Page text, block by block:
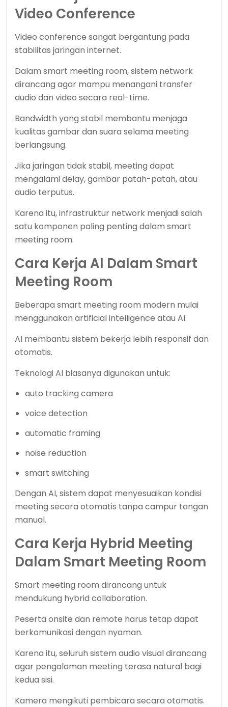
Video Conference
Video conference sangat bergantung pada
stabilitas jaringan internet.
Dalam smart meeting room, sistem network
dirancang agar mampu menangani transfer
audio dan video secara real-time.
Bandwidth yang stabil membantu menjaga
kualitas gambar dan suara selama meeting
berlangsung.
Jika jaringan tidak stabil, meeting dapat
mengalami delay, gambar patah-patah, atau
audio terputus.
Karena itu, infrastruktur network menjadi salah
satu komponen paling penting dalam smart
meeting room.
Cara Kerja AI Dalam Smart
Meeting Room
Beberapa smart meeting room modern mulai
menggunakan artificial intelligence atau AI.
AI membantu sistem bekerja lebih responsif dan
otomatis.
Teknologi AI biasanya digunakan untuk:
auto tracking camera
voice detection
automatic framing
noise reduction
smart switching
Dengan AI, sistem dapat menyesuaikan kondisi
meeting secara otomatis tanpa campur tangan
manual.
Cara Kerja Hybrid Meeting
Dalam Smart Meeting Room
Smart meeting room dirancang untuk
mendukung hybrid collaboration.
Peserta onsite dan remote harus tetap dapat
berkomunikasi dengan nyaman.
Karena itu, seluruh sistem audio visual dirancang
agar pengalaman meeting terasa natural bagi
kedua sisi.
Kamera mengikuti pembicara secara otomatis.